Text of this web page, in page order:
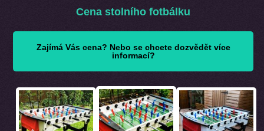
Cena stolního fotbálku
Zajímá Vás cena? Nebo se chcete dozvědět více
informací?